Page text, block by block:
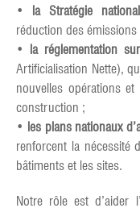
• la Stratégie
réduction des
• la réglementation
Artificialisation Nette),
nouvelles opérations
construction ;
• les plans nationaux
renforcent la nécessité
bâtiments et les sites.
Notre rôle est d’aider